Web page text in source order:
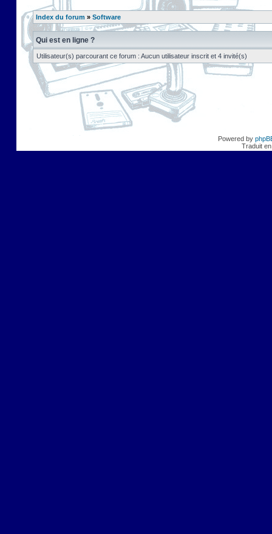
Index du forum » Software
Qui est en ligne ?
Utilisateur(s) parcourant ce forum : Aucun utilisateur inscrit et 4 invité(s)
Powered by
Traduit